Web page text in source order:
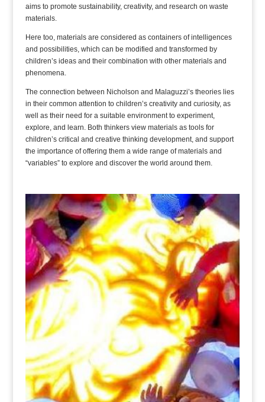
aims to promote sustainability, creativity, and research on waste
materials.
Here too, materials are considered as containers of intelligences
and possibilities, which can be modified and transformed by
children’s ideas and their combination with other materials and
phenomena.
The connection between Nicholson and Malaguzzi’s theories lies
in their common attention to children’s creativity and curiosity, as
well as their need for a suitable environment to experiment,
explore, and learn. Both thinkers view materials as tools for
children’s critical and creative thinking development, and support
the importance of offering them a wide range of materials and
“variables” to explore and discover the world around them.